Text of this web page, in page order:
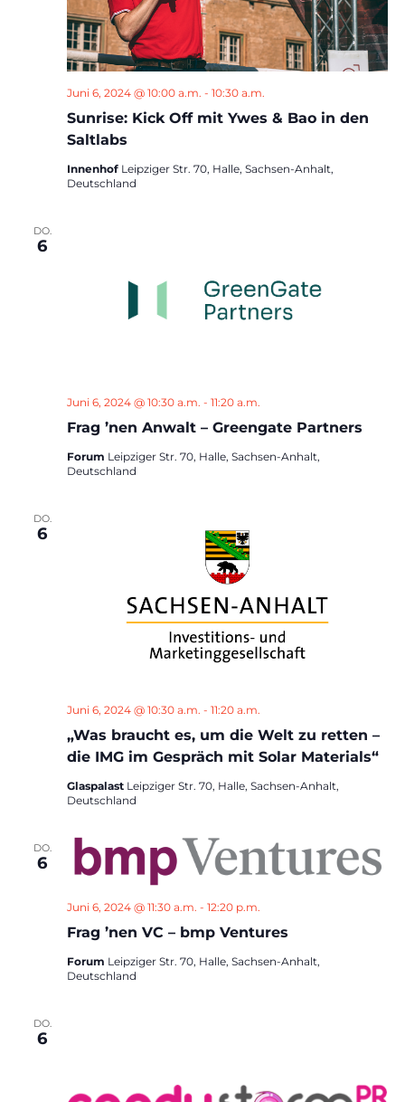
Sunrise: Kick Off mit Ywes & Bao in den
Saltlabs
Juni 6, 2024 @ 10:00 a.m. - 10:30 a.m.
Innenhof Leipziger Str. 70, Halle, Sachsen-Anhalt,
Deutschland
DO.
6
Frag ’nen Anwalt – Greengate Partners
Juni 6, 2024 @ 10:30 a.m. - 11:20 a.m.
Forum Leipziger Str. 70, Halle, Sachsen-Anhalt,
Deutschland
DO.
6
„Was braucht es, um die Welt zu retten –
die IMG im Gespräch mit Solar Materials“
Juni 6, 2024 @ 10:30 a.m. - 11:20 a.m.
Glaspalast Leipziger Str. 70, Halle, Sachsen-Anhalt,
Deutschland
DO.
6
Frag ’nen VC – bmp Ventures
Juni 6, 2024 @ 11:30 a.m. - 12:20 p.m.
Forum Leipziger Str. 70, Halle, Sachsen-Anhalt,
Deutschland
DO.
6